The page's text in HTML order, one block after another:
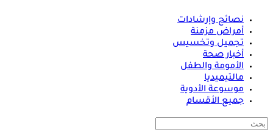
نصائح وإرشادات
أمراض مزمنة
تجميل وتخسيس
أخبار صحة
الأمومة والطفل
مالتيميديا
موسوعة الأدوية
جميع الأقسام